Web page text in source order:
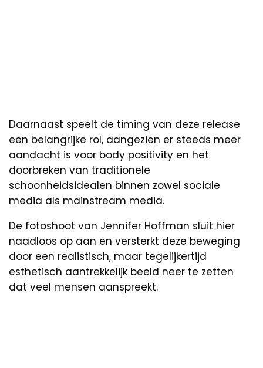
Daarnaast speelt de timing van deze release
een belangrijke rol, aangezien er steeds meer
aandacht is voor body positivity en het
doorbreken van traditionele
schoonheidsidealen binnen zowel sociale
media als mainstream media.
De fotoshoot van Jennifer Hoffman sluit hier
naadloos op aan en versterkt deze beweging
door een realistisch, maar tegelijkertijd
esthetisch aantrekkelijk beeld neer te zetten
dat veel mensen aanspreekt.